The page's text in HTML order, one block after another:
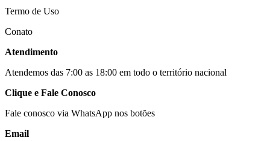
Termo de Uso
Conato
Atendimento
Atendemos das 7:00 as 18:00 em todo o território nacional
Clique e Fale Conosco
Fale conosco via WhatsApp nos botões
Email